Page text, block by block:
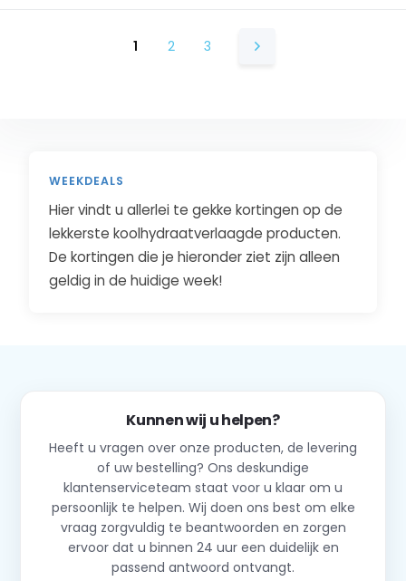
1 2 3
WEEKDEALS
Hier vindt u allerlei te gekke kortingen op de
lekkerste koolhydraatverlaagde producten.
De kortingen die je hieronder ziet zijn alleen
geldig in de huidige week!
Kunnen wij u helpen?
Heeft u vragen over onze producten, de levering
of uw bestelling? Ons deskundige
klantenserviceteam staat voor u klaar om u
persoonlijk te helpen. Wij doen ons best om elke
vraag zorgvuldig te beantwoorden en zorgen
ervoor dat u binnen 24 uur een duidelijk en
passend antwoord ontvangt.